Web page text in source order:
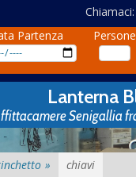
Partenza Persone
Lanterna
Senigallia
» chiavi